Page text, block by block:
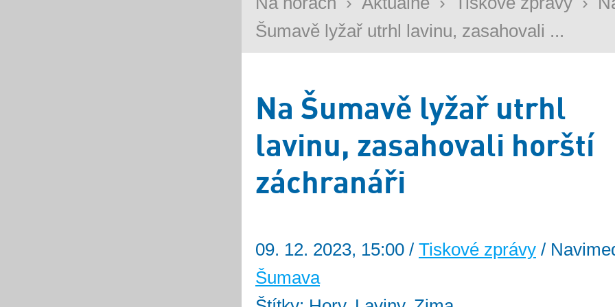
Šumavě lyžař utrhl lavinu, zasahovali ...
Na Šumavě lyžař utrhl
lavinu, zasahovali horští
záchranáři
09. 12. 2023, 15:00 / Tiskové zprávy /
Šumava